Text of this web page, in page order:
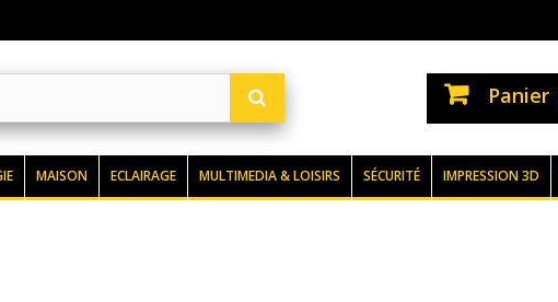
Panier
MAISON ECLAIRAGE MULTIMEDIA & LOISIRS SÉCURITÉ IMPRESSION 3D